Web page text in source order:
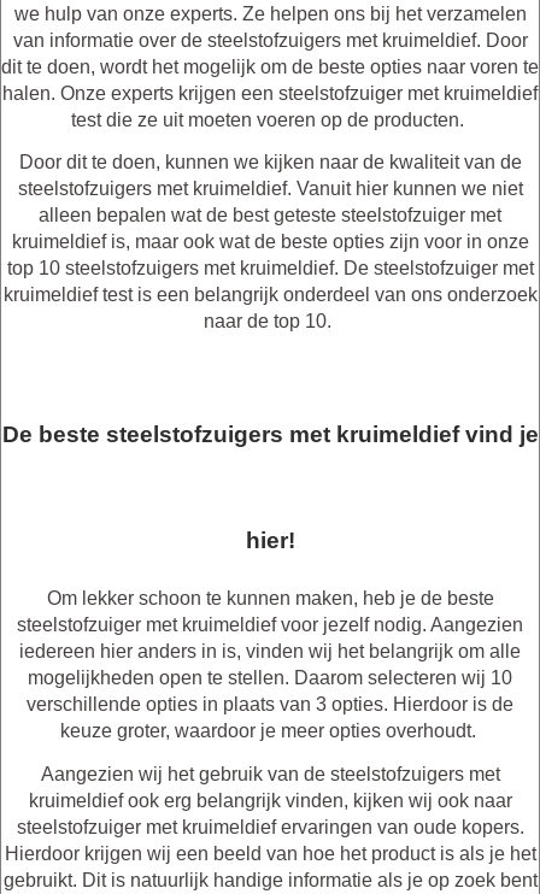
we hulp van onze experts. Ze helpen ons bij het verzamelen
van informatie over de steelstofzuigers met kruimeldief. Door
dit te doen, wordt het mogelijk om de beste opties naar voren te
halen. Onze experts krijgen een steelstofzuiger met kruimeldief
test die ze uit moeten voeren op de producten.
Door dit te doen, kunnen we kijken naar de kwaliteit van de
steelstofzuigers met kruimeldief. Vanuit hier kunnen we niet
alleen bepalen wat de best geteste steelstofzuiger met
kruimeldief is, maar ook wat de beste opties zijn voor in onze
top 10 steelstofzuigers met kruimeldief. De steelstofzuiger met
kruimeldief test is een belangrijk onderdeel van ons onderzoek
naar de top 10.
De beste steelstofzuigers met kruimeldief vind je
hier!
Om lekker schoon te kunnen maken, heb je de beste
steelstofzuiger met kruimeldief voor jezelf nodig. Aangezien
iedereen hier anders in is, vinden wij het belangrijk om alle
mogelijkheden open te stellen. Daarom selecteren wij 10
verschillende opties in plaats van 3 opties. Hierdoor is de
keuze groter, waardoor je meer opties overhoudt.
Aangezien wij het gebruik van de steelstofzuigers met
kruimeldief ook erg belangrijk vinden, kijken wij ook naar
steelstofzuiger met kruimeldief ervaringen van oude kopers.
Hierdoor krijgen wij een beeld van hoe het product is als je het
gebruikt. Dit is natuurlijk handige informatie als je op zoek bent